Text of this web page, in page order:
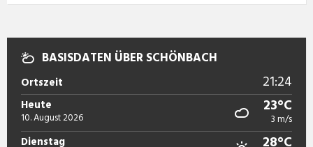
BASISDATEN ÜBER SCHÖNBACH
Ortszeit 21:24
Heute
10. August 2026
23°C
3 m/s
Dienstag 28°C